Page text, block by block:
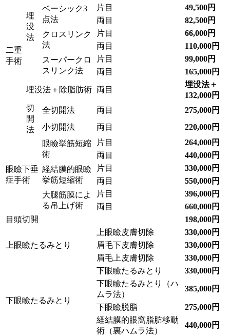
二重
手術
埋
没
法
ベーシック3
点法
片目
49,500円
両目
82,500円
クロスリンク
法
片目
66,000円
両目
110,000円
スーパークロ
スリンク法
片目
99,000円
両目
165,000円
埋没法＋除脂肪術 両目
埋没法＋
132,000円
切
開
法
全切開法 両目
275,000円
小切開法
両目 220,000円
眼瞼下垂
症手術
眼瞼挙筋短縮
術
片目
264,000円
両目
440,000円
経結膜的眼瞼
挙筋短縮術
片目
330,000円
両目
550,000円
大腿筋膜によ
る吊上げ術
片目
396,000円
両目
660,000円
目頭切開
198,000円
上眼瞼たるみとり
上眼瞼皮膚切除
330,000円
眉毛下皮膚切除
330,000円
眉毛上皮膚切除
330,000円
下眼瞼たるみとり
下眼瞼たるみとり
330,000円
下眼瞼たるみとり（ハ
ムラ法）
385,000円
下眼瞼脱脂
275,000円
経結膜的眼窩脂肪移動
術（裏ハムラ法）
440,000円